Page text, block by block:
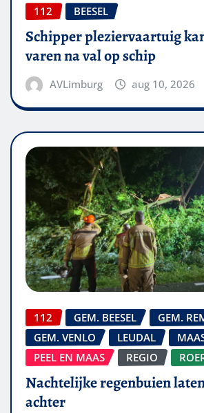
112 BEESEL
Schipper pleziervaartuig
varen na val op schip
AVLimburg aug 10, 2026
112 GEM. BEESEL
GEM.
GEM. VENLO
LEUDAL
PEEL EN MAAS
REGIO
Nachtelijke regenbuien
achter